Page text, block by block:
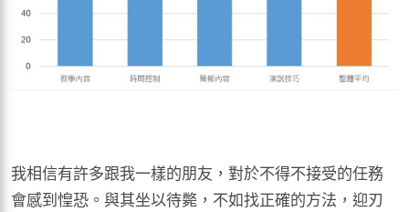
我相信有許多跟我一樣的朋友，對於不得不接受的任務
會感到惶恐。與其坐以待斃，不如找正確的方法，迎刃